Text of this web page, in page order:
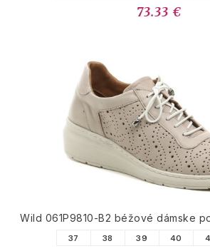
73.33 €
Wild 061P9810-B2 béžové dámske
37 38 39 40